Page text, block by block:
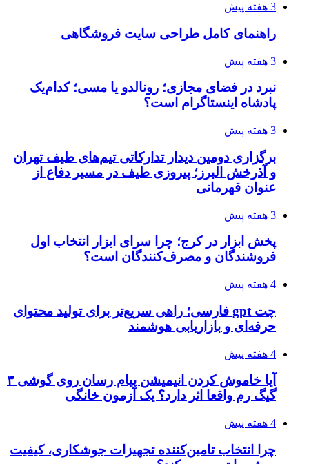
3 هفته پیش
راهنمای کامل طراحی سایت فروشگاهی
3 هفته پیش
نبرد در فضای مجازی؛ رونالدو یا مسی؛ کدام‌یک
پادشاه اینستاگرام است؟
3 هفته پیش
برگزاری دومین دیدار تدارکاتی تیم‌های طیف تهران
و آذرخش البرز؛ پیروزی طیف در مسیر دفاع از
عنوان قهرمانی
3 هفته پیش
پخش ابزار در کرج؛ چرا سرای ابزار انتخاب اول
فروشندگان و مصرف‌کنندگان است؟
4 هفته پیش
چت gpt فارسی؛ راهی سریع‌تر برای تولید محتوای
حرفه‌ای و بازاریابی هوشمند
4 هفته پیش
آیا خاموش کردن انیمیشن پیام رسان روی گوشی ۳
گیگ رم واقعا اثر دارد؟ یک آزمون خانگی
4 هفته پیش
چرا انتخاب تامین‌کننده تجهیزات جوشکاری، کیفیت